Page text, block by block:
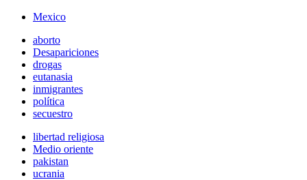
Mexico
aborto
Desapariciones
drogas
eutanasia
inmigrantes
política
secuestro
libertad religiosa
Medio oriente
pakistan
ucrania